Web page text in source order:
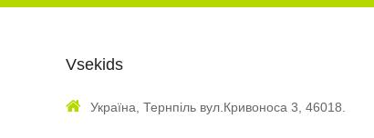
Vsekids
Україна, Тернпіль вул.Кривоноса 3, 46018.